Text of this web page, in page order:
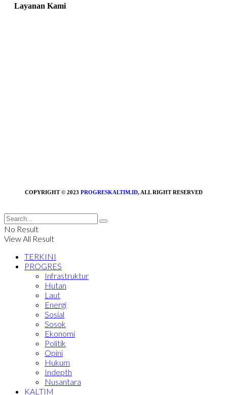
Layanan Kami
COPYRIGHT © 2023 PROGRESKALTIM.ID, ALL RIGHT RESERVED
No Result
View All Result
TERKINI
PROGRES
Infrastruktur
Hutan
Laut
Energi
Sosial
Sosok
Ekonomi
Politik
Opini
Hukum
Indepth
Nusantara
KALTIM